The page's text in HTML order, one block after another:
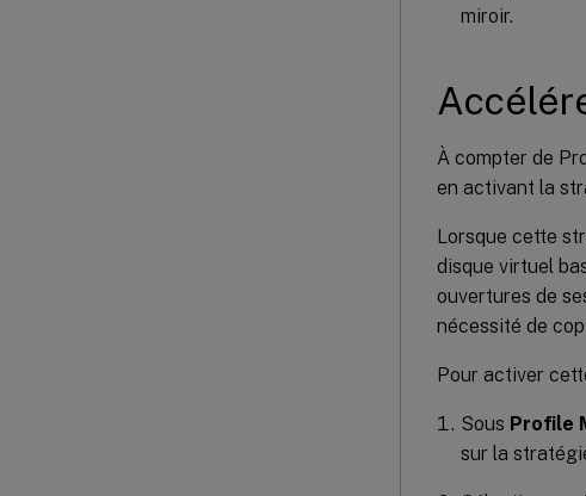
miroir.
À compter de
en activant la
Lorsque cette
disque virtuel
ouvertures de
nécessité de
Pour activer
Sous Profile
sur la